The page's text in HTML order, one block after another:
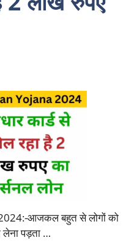
आजकल बहुत से लोगों को
लेना पड़ता …